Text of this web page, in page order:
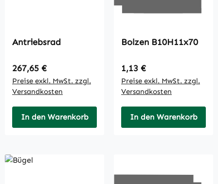
Antriebsrad
Regulärer Preis:
267,65 €
Preise exkl. MwSt. zzgl.
Versandkosten
In den Warenkorb
Bolzen B10H11x70
Regulärer Preis:
1,13 €
Preise exkl. MwSt. zzgl.
Versandkosten
In den Warenkorb